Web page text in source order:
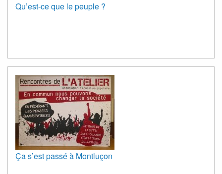
Qu’est-ce que le peuple ?
Ça s’est passé à Montluçon